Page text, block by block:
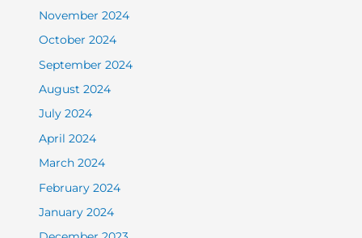
November 2024
October 2024
September 2024
August 2024
July 2024
April 2024
March 2024
February 2024
January 2024